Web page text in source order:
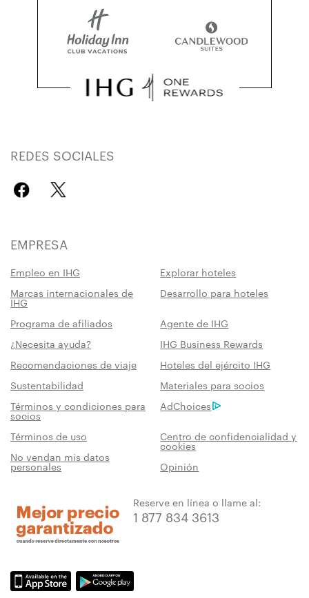
REDES SOCIALES
EMPRESA
Empleo en IHG
Explorar hoteles
Marcas internacionales de
IHG
Desarrollo para hoteles
Programa de afiliados
Agente de IHG
¿Necesita ayuda?
IHG Business Rewards
Recomendaciones de viaje
Hoteles del ejército IHG
Sustentabilidad
Materiales para socios
Términos y condiciones para
socios
AdChoices
Términos de uso Centro de confidencialidad y
cookies
No vendan mis datos
personales Opinión
Reserve en línea o llame al:
1 877 834 3613